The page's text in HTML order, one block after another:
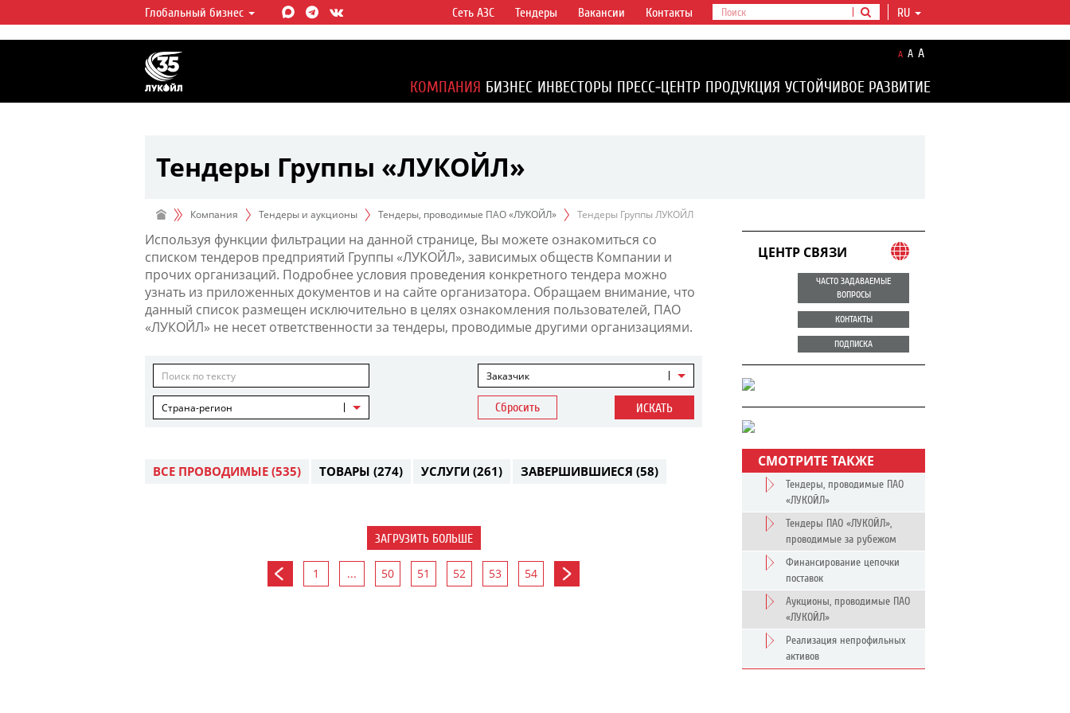
ЛУКОЙЛ СЕГОДНЯ
ЛУКОЙЛ — одна из крупнейших вертикально
интегрированных нефтегазовых компаний в
мире, на долю которой приходится более 2%
мировой добычи нефти и около 1% доказанных
Глобальный бизнес RU
Сеть АЗС Тендеры Вакансии Контакты
A A A
КОМПАНИЯ БИЗНЕС ИНВЕСТОРЫ ПРЕСС-ЦЕНТР ПРОДУКЦИЯ УСТОЙЧИВОЕ РАЗВИТИЕ
Тендеры Группы «ЛУКОЙЛ»
Компания Тендеры и аукционы Тендеры, проводимые ПАО «ЛУКОЙЛ» Тендеры Группы ЛУКОЙЛ
Используя функции фильтрации на данной странице, Вы можете ознакомиться со
списком тендеров предприятий Группы «ЛУКОЙЛ», зависимых обществ Компании и
прочих организаций. Подробнее условия проведения конкретного тендера можно
узнать из приложенных документов и на сайте организатора. Обращаем внимание, что
данный список размещен исключительно в целях ознакомления пользователей, ПАО
«ЛУКОЙЛ» не несет ответственности за тендеры, проводимые другими организациями.
Заказчик
Страна-регион Сбросить ИСКАТЬ
ВСЕ ПРОВОДИМЫЕ (535) ТОВАРЫ (274) УСЛУГИ (261) ЗАВЕРШИВШИЕСЯ (58)
ЗАГРУЗИТЬ БОЛЬШЕ
1 ... 50 51 52 53 54
ЦЕНТР СВЯЗИ
ЧАСТО ЗАДАВАЕМЫЕ
ВОПРОСЫ
КОНТАКТЫ
ПОДПИСКА
СМОТРИТЕ ТАКЖЕ
Тендеры, проводимые ПАО
«ЛУКОЙЛ»
Тендеры ПАО «ЛУКОЙЛ»,
проводимые за рубежом
Финансирование цепочки
поставок
Аукционы, проводимые ПАО
«ЛУКОЙЛ»
Реализация непрофильных
активов